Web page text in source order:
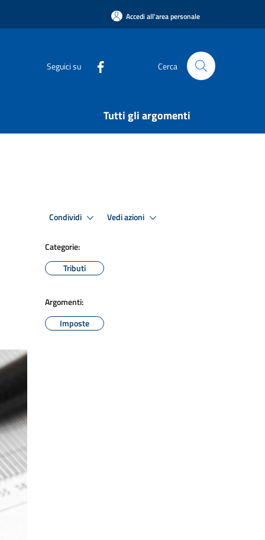
Accedi all'area personale
Seguici su Cerca
Tutti gli argomenti
Condividi Vedi azioni
Categorie:
Tributi
Argomenti:
Imposte